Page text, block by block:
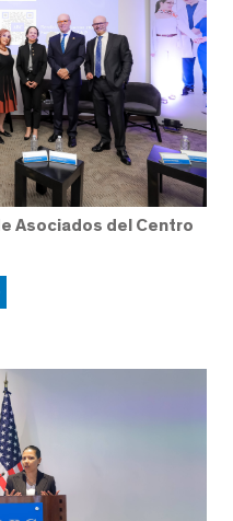
Asociados del Centro